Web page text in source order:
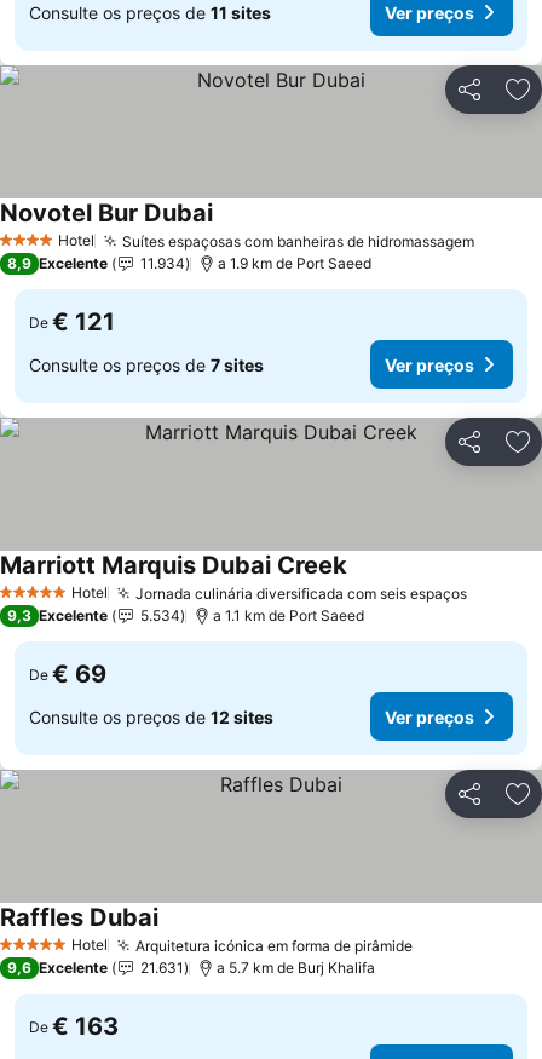
Consulte os preços de 11 sites Ver preços
Partilhar
4 EstrelasHotel Suítes espaçosas com banheiras de hidromassagem
Novotel Bur Dubai
8,9 Excelente 11.934 a 1.9 km de Port Saeed
De € 121
Consulte os preços de 7 sites Ver preços
Partilhar
5 Estrelas Hotel Jornada culinária diversificada com seis espaços
Marriott Marquis Dubai Creek
9,3 Excelente 5.534 a 1.1 km de Port Saeed
De € 69
Consulte os preços de 12 sites Ver preços
Partilhar
5 Estrelas Hotel Arquitetura icónica em forma de pirâmide
Raffles Dubai
9,6 Excelente 21.631 a 5.7 km de Burj Khalifa
De € 163